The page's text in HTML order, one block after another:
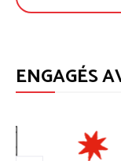
ENGAGÉS